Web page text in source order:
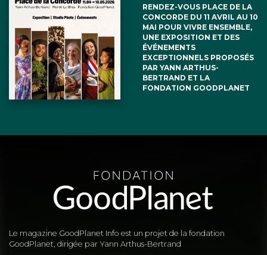
RENDEZ-VOUS PLACE DE LA
CONCORDE DU 11 AVRIL AU 10
MAI POUR VIVRE ENSEMBLE,
UNE EXPOSITION ET DES
ÉVÉNEMENTS
EXCEPTIONNELS PROPOSÉS
PAR YANN ARTHUS-
BERTRAND ET LA
FONDATION GOODPLANET
Le magazine GoodPlanet Info est un projet de la fondation
GoodPlanet, dirigée par Yann Arthus-Bertrand